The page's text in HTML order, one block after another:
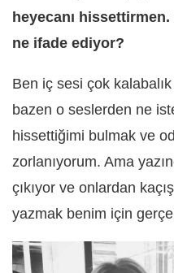
heyecanı
ne ifade ediyor?
Ben iç sesi çok
bazen o seslerden ne
hissettiğimi bulmak ve
zorlanıyorum. Ama
çıkıyor ve onlardan
yazmak benim için